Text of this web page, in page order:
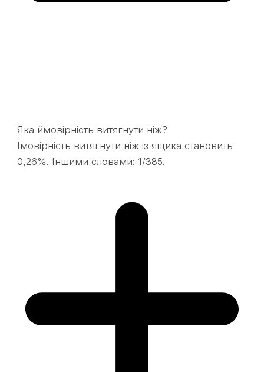
Яка ймовірність витягнути ніж?
Імовірність витягнути ніж із ящика становить
0,26%. Іншими словами: 1/385.